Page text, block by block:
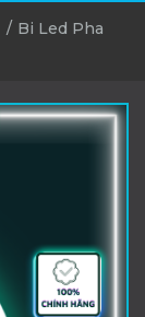
Bi Led Pha